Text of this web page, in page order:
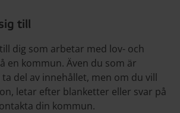
till
dig som arbetar med lov- och
en kommun. Även du som är
del av innehållet, men om du vill
letar efter blanketter eller svar på
din kommun.